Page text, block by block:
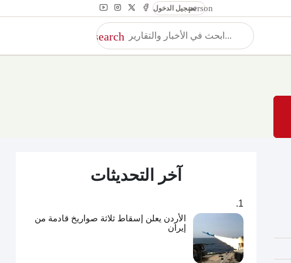
personتسجيل الدخول
بحث
search
آخر التحديثات
الأردن يعلن إسقاط ثلاثة صواريخ قادمة من
إيران